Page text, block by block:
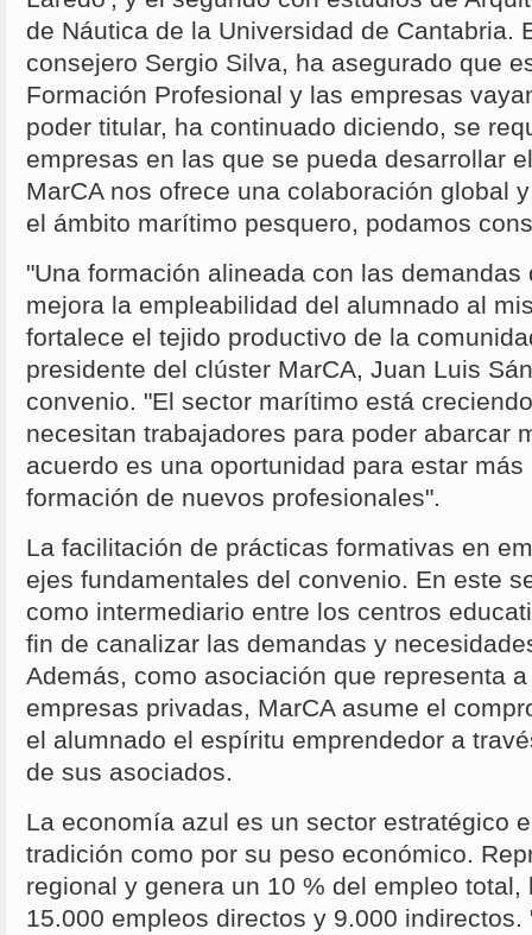
de Náutica de la Universidad de Cantabria.
consejero Sergio Silva, ha asegurado que
Formación Profesional y las empresas
poder titular, ha continuado diciendo, se
empresas en las que se pueda desarrollar
MarCA nos ofrece una colaboración global
el ámbito marítimo pesquero, podamos
"Una formación alineada con las
mejora la empleabilidad del alumnado al
fortalece el tejido productivo de la
presidente del clúster MarCA, Juan Luis
convenio. "El sector marítimo está
necesitan trabajadores para poder abarcar
acuerdo es una oportunidad para estar
formación de nuevos profesionales".
La facilitación de prácticas formativas en
ejes fundamentales del convenio. En este
como intermediario entre los centros
fin de canalizar las demandas y
Además, como asociación que representa
empresas privadas, MarCA asume el
el alumnado el espíritu emprendedor a
de sus asociados.
La economía azul es un sector estratégico
tradición como por su peso económico.
regional y genera un 10 % del empleo
15.000 empleos directos y 9.000